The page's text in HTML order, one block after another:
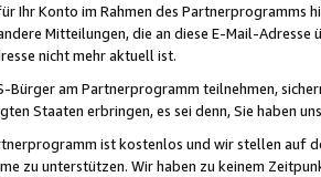
Ihr Konto im Rahmen des Partnerprogramms
Mitteilungen, die an diese E-Mail-
nicht mehr aktuell ist.
Bürger am Partnerprogramm teilnehmen,
Staaten erbringen, es sei denn, Sie haben
ist kostenlos und wir stellen auf
zu unterstützen. Wir haben zu keinem